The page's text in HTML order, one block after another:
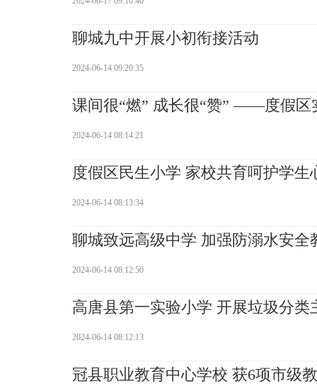
聊城九中开展小初衔接活动
2024-06-14 09:20:35
课间很“燃” 成长很“赞” ——度假区
2024-06-14 08:14:21
度假区民生小学 家校共育呵护学生
2024-06-14 08:13:34
聊城致远高级中学 加强防溺水安全
2024-06-14 08:12:50
高唐县第一实验小学 开展垃圾分类
2024-06-14 08:12:13
冠县职业教育中心学校 获6项市级